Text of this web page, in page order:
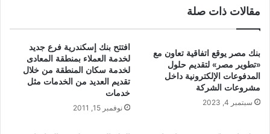
مقالات ذات صلة
بنك مصر يوقع اتفاقية تعاون مع
«تطوير مصر» لتقديم حلول
المدفوعات الإلكترونية داخل
مشروعات الشركة
سبتمبر 4, 2023
افتتح بنك إسكندرية فرع جديد
لخدمة العملاء بمنطقة المعادى
لخدمة سكان المنطقة من خلال
تقديم العديد من الخدمات مثل
خدمات
نوفمبر 15, 2011